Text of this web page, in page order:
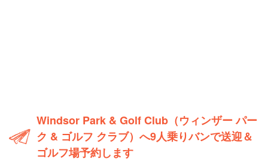
Windsor Park & Golf Club（ウィンザー パー
ク & ゴルフ クラブ）へ9人乗りバンで送迎＆
ゴルフ場予約します